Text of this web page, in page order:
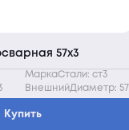
57х3
МаркаСтали: ст3
ВнешнийДиаметр: 57
Купить